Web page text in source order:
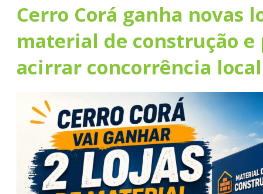
Cerro Corá ganha novas
material de construção e
acirrar concorrência local